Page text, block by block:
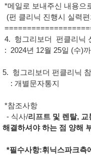
*메일로 보내주신 내용으
(펀 클리닉 진행시 실력
4. 헝그리보더 펀클리닉
: 2024년 12월 25일 (수)
5. 헝그리보더 펀클리닉
: 개별문자통지
*참조사항
- 식사/리프트 및 렌탈,
해결하셔야 하는 점 양해
*필수사항:휘닉스파크측